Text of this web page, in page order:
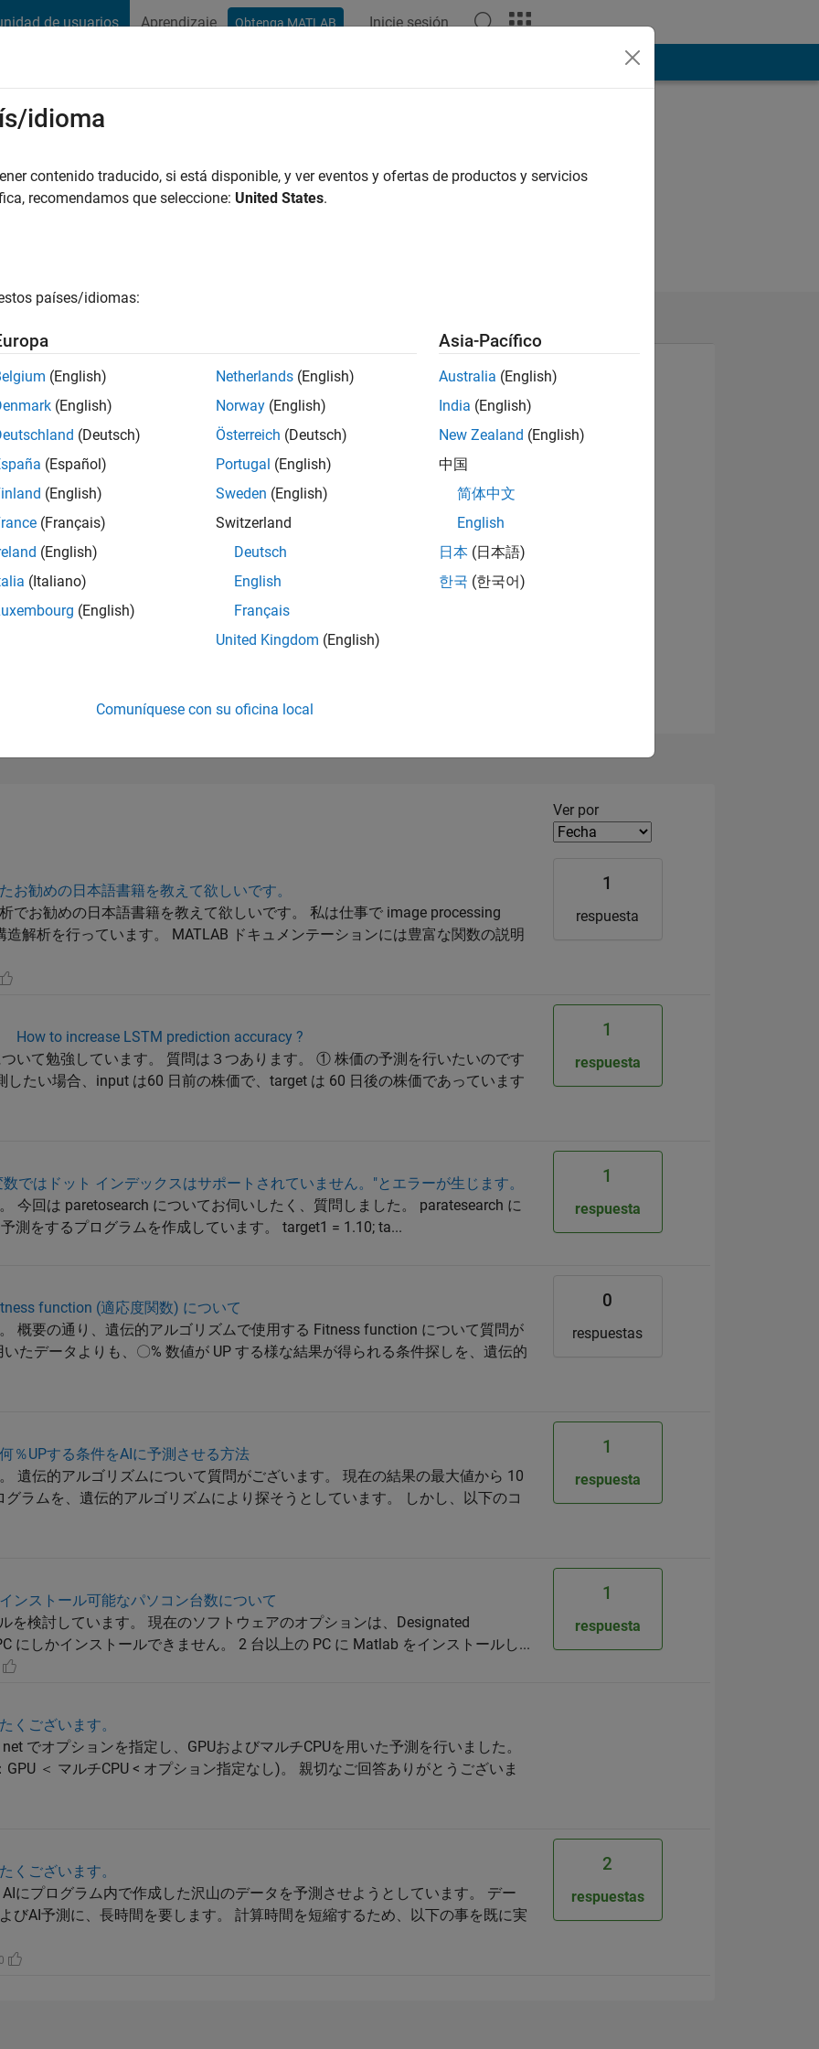
de usuarios Aprendizaje Obtenga MATLAB Inicie sesión
| Con actividad desde 2022
0
of 302.031
Ver insignias
Filter2
Ver por
お勧めの日本語書籍を教えて欲しいです。
でお勧めの日本語書籍を教えて欲しいです。 私は仕事で image processing
解析を行っています。 MATLAB ドキュメンテーションには豊富な関数の説明
1
respuesta
How to increase LSTM prediction accuracy ?
いて勉強しています。 質問は３つあります。 ① 株価の予測を行いたいのです
したい場合、input は60 日前の株価で、target は 60 日後の株価であっています
1
respuesta
ではドット インデックスはサポートされていません。"とエラーが生じます。
今回は paretosearch についてお伺いしたく、質問しました。 paratesearch に
測をするプログラムを作成しています。 target1 = 1.10; ta...
1
respuesta
function (適応度関数) について
概要の通り、遺伝的アルゴリズムで使用する Fitness function について質問が
たデータよりも、〇% 数値が UP する様な結果が得られる条件探しを、遺伝的
0
respuestas
％UPする条件をAIに予測させる方法
遺伝的アルゴリズムについて質問がございます。 現在の結果の最大値から 10
グラムを、遺伝的アルゴリズムにより探そうとしています。 しかし、以下のコ
1
respuesta
ンストール可能なパソコン台数について
を検討しています。 現在のソフトウェアのオプションは、Designated
にしかインストールできません。 2 台以上の PC に Matlab をインストールし...
1
respuesta
くございます。
でオプションを指定し、GPUおよびマルチCPUを用いた予測を行いました。
＜ マルチCPU < オプション指定なし)。 親切なご回答ありがとうございま
くございます。
にプログラム内で作成した沢山のデータを予測させようとしています。 デー
びAI予測に、長時間を要します。 計算時間を短縮するため、以下の事を既に実
2
respuestas
idioma
contenido traducido, si está disponible, y ver eventos y ofertas de productos y servicios
recomendamos que seleccione: United States.
países/idiomas:
(English)
(English)
(Deutsch)
(Español)
(English)
(Français)
(English)
(Italiano)
(English)
Netherlands (English)
Norway (English)
Österreich (Deutsch)
Portugal (English)
Sweden (English)
Switzerland
Deutsch
English
Français
United Kingdom (English)
Asia-Pacífico
Australia (English)
India (English)
New Zealand (English)
中国
简体中文
English
日本 (日本語)
한국 (한국어)
Comuníquese con su oficina local